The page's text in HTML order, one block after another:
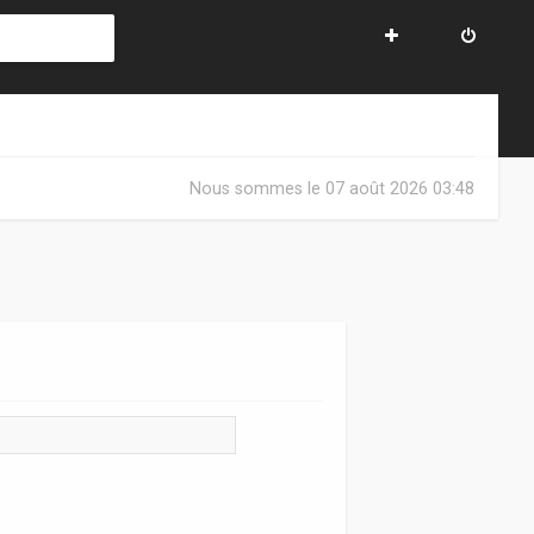
Nous sommes le 07 août 2026 03:48